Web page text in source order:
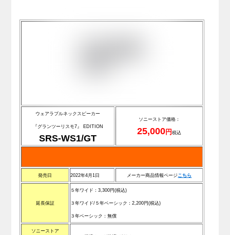
ウェアラブルネックスピーカー
『グランツーリスモ7』 EDITION
SRS-WS1/GT
ソニーストア価格：
25,000円税込
発売日 2022年4月1日 メーカー商品情報ページこちら
延長保証
５年ワイド：3,300円(税込)
３年ワイド/５年ベーシック：2,200円(税込)
３年ベーシック：無償
ソニーストア